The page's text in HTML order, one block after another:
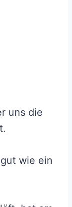
uns die
wie ein